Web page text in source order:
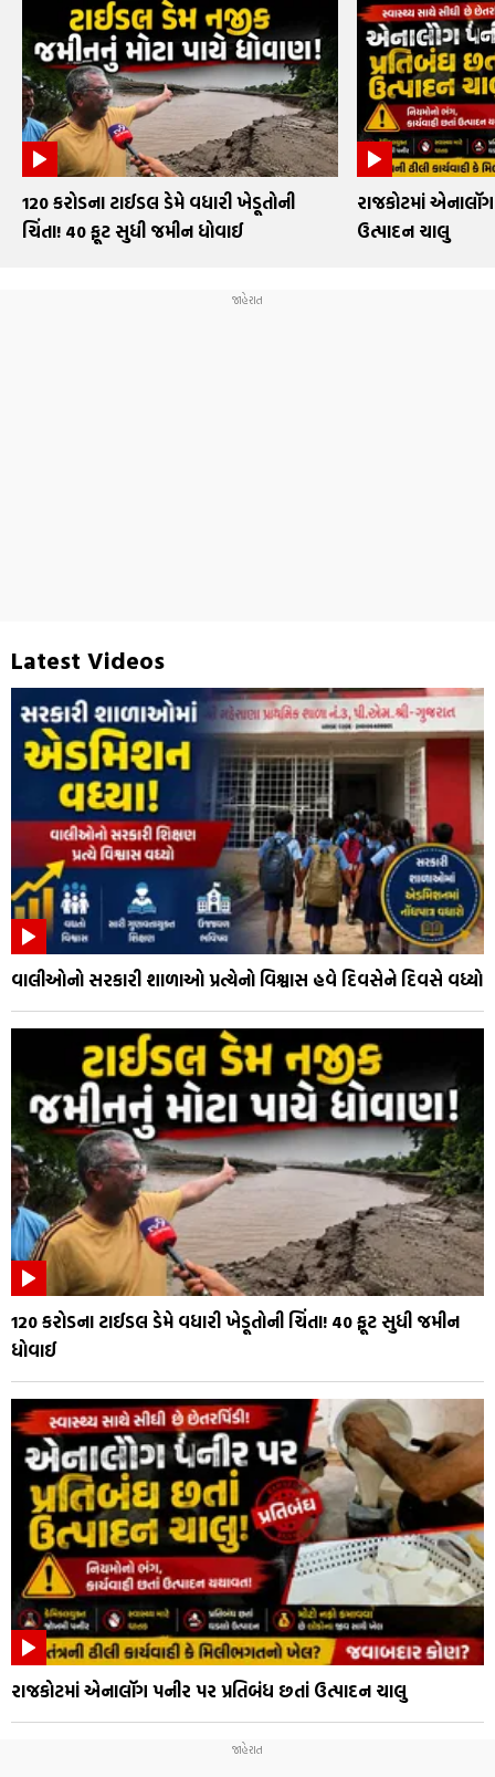
₹120 કરોડના ટાઈડલ ડેમે વધારી ખેડૂતોની
ચિંતા! 40 ફૂટ સુધી જમીન ધોવાઈ
રાજકોટમાં
ઉત્પાદન ચાલુ
Latest Videos
વાલીઓનો સરકારી શાળાઓ પ્રત્યેનો વિશ્વાસ હવે દિવસેને દિવસે વધ્યો
₹120 કરોડના ટાઈડલ ડેમે વધારી ખેડૂતોની ચિંતા! 40 ફૂટ સુધી જમીન
ધોવાઈ
રાજકોટમાં એનાલૉગ પનીર પર પ્રતિબંધ છતાં ઉત્પાદન ચાલુ